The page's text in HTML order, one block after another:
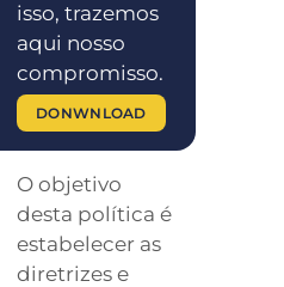
isso, trazemos
aqui nosso
compromisso.
DONWNLOAD
O objetivo
desta política é
estabelecer as
diretrizes e